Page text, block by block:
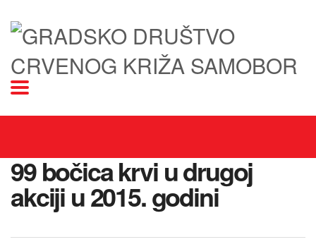
99 bočica krvi u drugoj
akciji u 2015. godini